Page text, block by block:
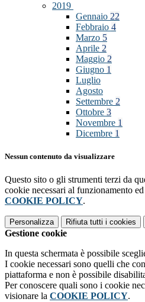
2019
Gennaio 22
Febbraio 4
Marzo 5
Aprile 2
Maggio 2
Giugno 1
Luglio
Agosto
Settembre 2
Ottobre 3
Novembre 1
Dicembre 1
Nessun contenuto da visualizzare
Questo sito o gli strumenti terzi da
cookie necessari al funzionamento
COOKIE POLICY.
Personalizza Rifiuta tutti i cookies
Gestione cookie
In questa schermata è possibile
I cookie necessari sono quelli che
piattaforma e non è possibile
Per conoscere quali sono i cookie
visionare la COOKIE POLICY.